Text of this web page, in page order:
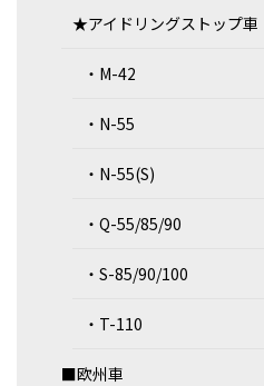
★アイドリングストップ車
・M-42
・N-55
・N-55(S)
・Q-55/85/90
・S-85/90/100
・T-110
■欧州車